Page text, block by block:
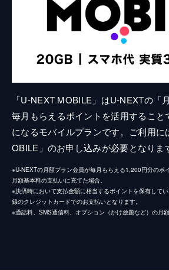
「U-NEXT MOBILE」はU-NEXTの「
毎月もらえるポイントを活用すること
になるモバイルプランです。ご利用に
OBILE」のお申し込みが必要となりま
※U-NEXTの月額プラン会員が毎月もらえる1,200円分のポ
月額基本料の支払いに充てた場合。
※決済時において支払金額に相当するポイントを保有して
録のクレジットカードでのお支払いとなります。
※通話料、SMS通信料、オプション（かけ放題など）の月